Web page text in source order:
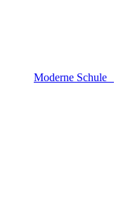
Moderne Schule